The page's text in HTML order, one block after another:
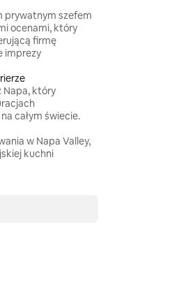
prywatnym szefem
ocenami, który
firmę
imprezy
Napa, który
całym świecie.
w Napa Valley,
kuchni